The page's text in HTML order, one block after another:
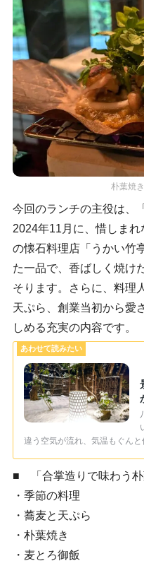
朴葉焼
今回のランチの主役は、
2024年11月に、惜しま
の懐石料理店「うかい竹
た一品で、香ばしく焼け
そります。さらに、料理
天ぷら、創業当初から愛
しめる充実の内容です。
違う空気が流れ、気温もぐん
■ 「合掌造りで味わう
・季節の料理
・蕎麦と天ぷら
・朴葉焼き
・麦とろ御飯